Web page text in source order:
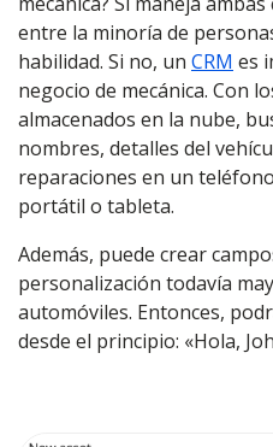
entre la minoría de
habilidad. Si no, un CRM es
negocio de mecánica. Con
almacenados en la nube,
nombres, detalles del
reparaciones en un
portátil o tableta.
Además, puede crear
personalización todavía
automóviles. Entonces,
desde el principio: «Hola,